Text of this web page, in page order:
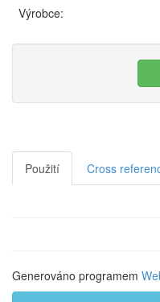
Výrobce:
Použití Cross
Generováno programem